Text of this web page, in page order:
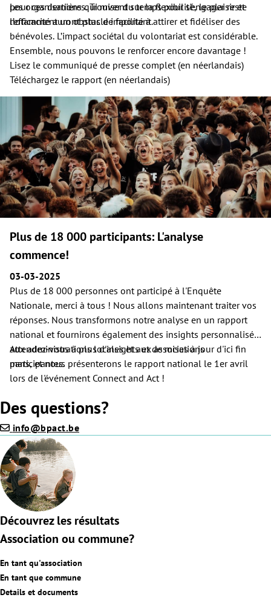
pour ces dernières. Trouver du temps pour s’engager reste
notamment un obstacle important.
Les organisations qui misent sur la flexibilité, le plaisir et
l’efficacité auront plus de facilité à attirer et fidéliser des
bénévoles. L’impact sociétal du volontariat est considérable.
Ensemble, nous pouvons le renforcer encore davantage !
Lisez le communiqué de presse complet (en néerlandais)
Téléchargez le rapport (en néerlandais)
Plus de 18 000 participants: L'analyse
commence!
03-03-2025
Plus de 18 000 personnes ont participé à l'Enquête
Nationale, merci à tous ! Nous allons maintenant traiter vos
réponses. Nous transformons notre analyse en un rapport
national et fournirons également des insights personnalisés
aux administrations locales et aux associations
participantes.
Attendez-vous à plus d'insights et de mises à jour d'ici fin
mars, et nous présenterons le rapport national le 1er avril
lors de l'événement Connect and Act !
Des questions?
info@bpact.be
Découvrez les résultats
Association ou commune?
En tant qu'association
En tant que commune
Details et documents